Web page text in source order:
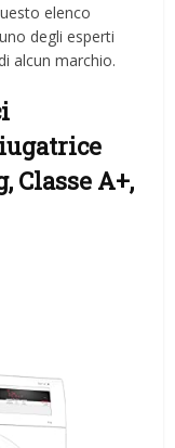
elenco
degli esperti
alcun marchio.
Classe A+,